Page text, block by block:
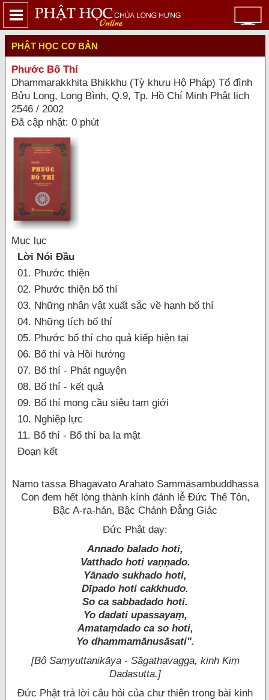
PHẬT HỌC CƠ BẢN
Phước Bố Thí
Dhammarakkhita Bhikkhu (Tỳ khưu Hộ Pháp) Tổ đình
Bửu Long, Long Bình, Q.9, Tp. Hồ Chí Minh Phật lịch
2546 / 2002
Đã cập nhật: 0 phút
Mục lục
Lời Nói Ðầu
01. Phước thiện
02. Phước thiện bố thí
03. Những nhân vật xuất sắc về hạnh bố thí
04. Những tích bố thí
05. Phước bố thí cho quả kiếp hiện tại
06. Bố thí và Hồi hướng
07. Bố thí - Phát nguyện
08. Bố thí - kết quả
09. Bố thí mong cầu siêu tam giới
10. Nghiệp lực
11. Bố thí - Bố thí ba la mật
Ðoạn kết
Namo tassa Bhagavato Arahato Sammāsambuddhassa
Con đem hết lòng thành kính đảnh lễ Ðức Thế Tôn,
Bậc A-ra-hán, Bậc Chánh Ðẳng Giác
Ðức Phật dạy:
Annado balado hoti,
Vatthado hoti vaṇṇado.
Yānado sukhado hoti,
Dīpado hoti cakkhudo.
So ca sabbadado hoti.
Yo dadati upassayaṃ,
Amataṃdado ca so hoti,
Yo dhammamānusāsati".
[Bộ Saṃyuttanikāya - Sāgathavagga, kinh Kiṃ
Dadasutta.]
Ðức Phật trả lời câu hỏi của chư thiên trong bài kinh